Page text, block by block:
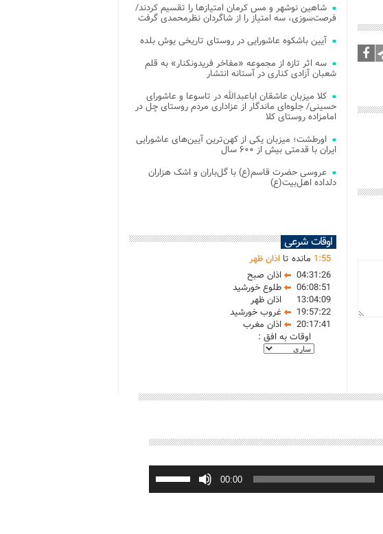
شاهین نوشهر و مس کرمان امتیازها را تقسیم کردند/
فرصت‌سوزی، سه امتیاز را از شاگردان نظرمحمدی گرفت
آیین باشکوه عاشورایی در روستای تاریخی یوش بلده
سه اثر تازه از مجموعه «مفاخر فریدونکنار» به قلم
شعبان آزادی کناری در آستانه انتشار
کلا میزبان عاشقان اباعبدالله در تاسوعا و عاشورای
حسینی/ جلوه‌ای ماندگار از عزاداری مردم روستای چل در
امامزاده روستای کلا
اورطشت؛ میزبان یکی از کهن‌ترین آیین‌های عاشورایی
ایران با قدمتی بیش از ۶۰۰ سال
عروسی حضرت قاسم(ع) با گل‌باران و اشک هزاران
دلداده اهل‌بیت(ع)
اوقات شرعی
1:55 مانده تااذان ظهر
04:31:26
اذان صبح
06:08:51
طلوع خورشید
13:04:09
اذان ظهر
19:57:22
غروب خورشید
20:17:41
اذان مغرب
اوقات به افق :
00:00
برای
افزایش
یا
صدا